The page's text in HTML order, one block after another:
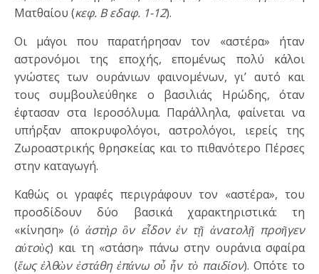
Ματθαίου (κεφ. Β εδαφ. 1-12).
Οι μάγοι που παρατήρησαν τον «αστέρα» ήταν
αστρονόμοι της εποχής, επομένως πολύ κάλοι
γνώστες των ουράνιων φαινομένων, γι’ αυτό και
τους συμβουλεύθηκε ο βασιλιάς Ηρώδης, όταν
έφτασαν στα Ιεροσόλυμα. Παράλληλα, φαίνεται να
υπήρξαν αποκρυφολόγοι, αστρολόγοι, ιερείς της
Ζωροαστρικής θρησκείας και το πιθανότερο Πέρσες
στην καταγωγή.
Καθώς οι γραφές περιγράφουν τον «αστέρα», του
προσδίδουν δύο βασικά χαρακτηριστικά: τη
«κίνηση» (ὁ ἀστὴρ ὃν εἶδον ἐν τῇ ἀνατολῇ προῆγεν
αὐτοὺς) και τη «στάση» πάνω στην ουράνια σφαίρα
(ἕως ἐλθὼν ἐστάθη ἐπάνω οὗ ἦν τὸ παιδίον). Οπότε το